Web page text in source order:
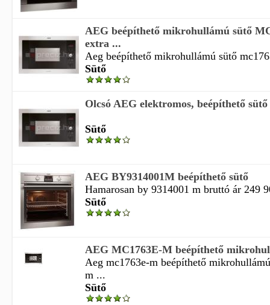
AEG beépíthető mikrohullámú sütő
extra ...
Aeg beépíthető mikrohullámú sütő
Sütő
Olcsó AEG elektromos, beépíthető sütő
Sütő
AEG BY9314001M beépíthető sütő
Hamarosan by 9314001 m bruttó ár 249
Sütő
AEG MC1763E-M beépíthető
Aeg mc1763e-m beépíthető
m ...
Sütő